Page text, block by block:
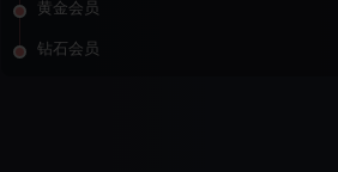
黄金会员
钻石会员